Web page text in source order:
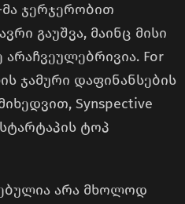
მა ჯერჯერობით
გაუშვა, მაინც მისი
არაჩვეულებრივია. For
ჯამური დაფინანსების
Synspective
ტოპ
არა მხოლოდ